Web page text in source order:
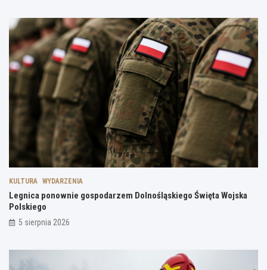
KULTURA WYDARZENIA
Legnica ponownie gospodarzem Dolnośląskiego Święta Wojska
Polskiego
5 sierpnia 2026